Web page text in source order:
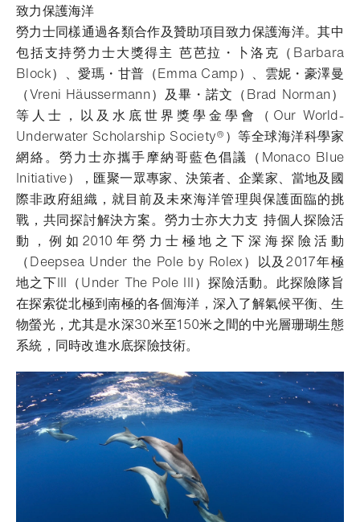
致力保護海洋
勞力士同樣通過各類合作及贊助項目致力保護海洋。其中
包括支持勞力士大獎得主 芭芭拉・卜洛克（Barbara
Block）、愛瑪・甘普（Emma Camp）、雲妮・豪澤曼
（Vreni Häussermann）及畢・諾文（Brad Norman）
等人士，以及水底世界獎學金學會（Our World-
Underwater Scholarship Society®）等全球海洋科學家
網絡。勞力士亦攜手摩納哥藍色倡議（Monaco Blue
Initiative），匯聚一眾專家、決策者、企業家、當地及國
際非政府組織，就目前及未來海洋管理與保護面臨的挑
戰，共同探討解決方案。勞力士亦大力支 持個人探險活
動，例如2010年勞力士極地之下深海探險活動
（Deepsea Under the Pole by Rolex）以及2017年極
地之下III（Under The Pole III）探險活動。此探險隊旨
在探索從北極到南極的各個海洋，深入了解氣候平衡、生
物螢光，尤其是水深30米至150米之間的中光層珊瑚生態
系統，同時改進水底探險技術。